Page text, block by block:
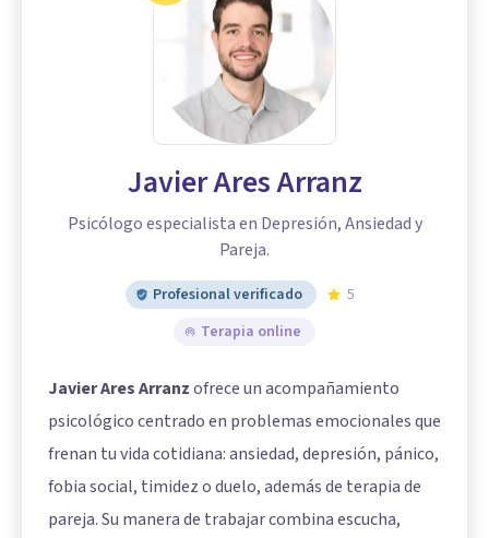
Javier Ares Arranz
Psicólogo especialista en Depresión, Ansiedad y
Pareja.
Profesional verificado
5
Terapia online
Javier Ares Arranzofrece un acompañamiento
psicológico centrado en problemas emocionales que
frenan tu vida cotidiana: ansiedad, depresión, pánico,
fobia social, timidez o duelo, además de terapia de
pareja. Su manera de trabajar combina escucha,